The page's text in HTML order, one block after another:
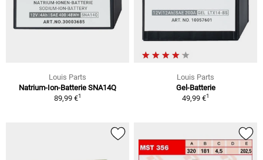
Louis Parts
Natrium-Ion-Batterie SNA14Q
89,99 €1
Louis Parts
Gel-Batterie
49,99 €1